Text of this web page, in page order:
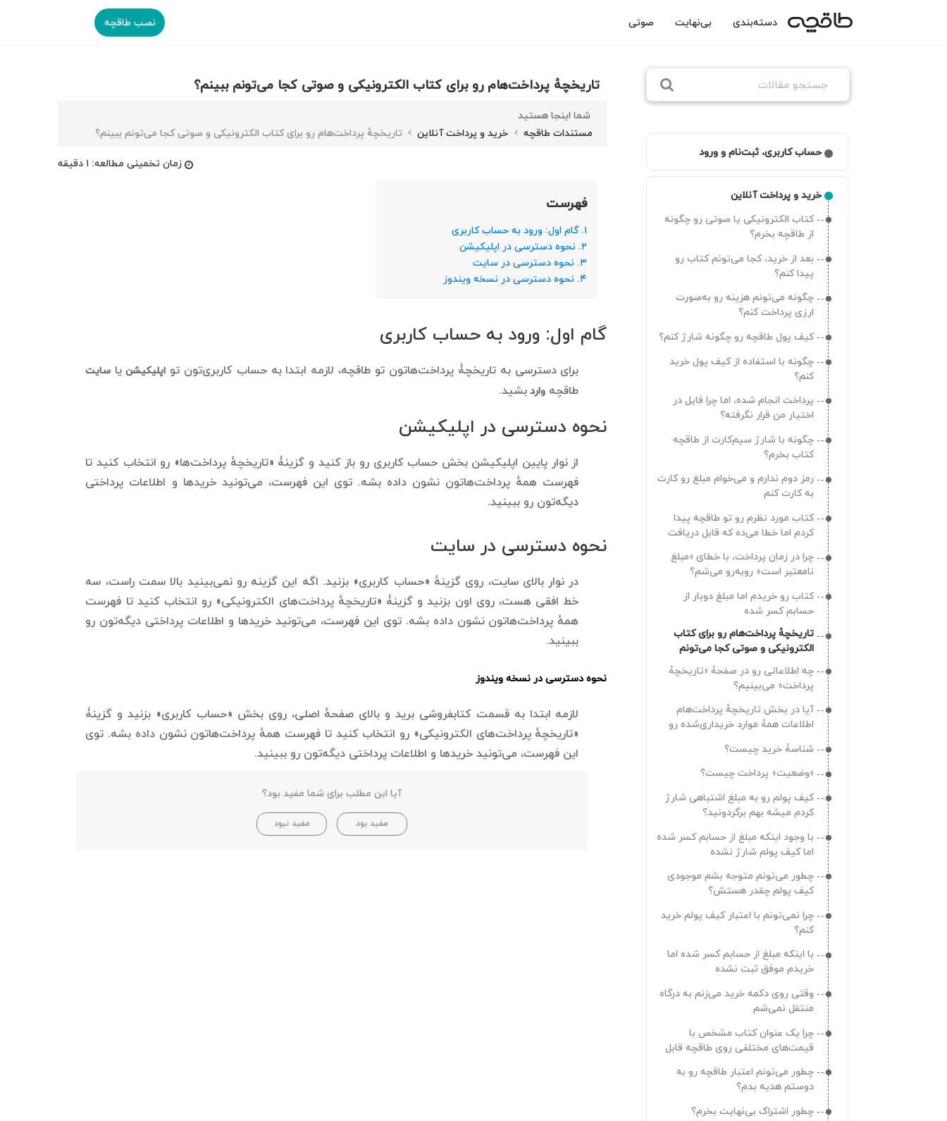
دسته‌بندی بی‌نهایت صوتی نصب طاقچه
تاریخچه‌ٔ پرداخت‌هام رو برای کتاب الکترونیکی و صوتی کجا می‌تونم ببینم؟
شما اینجا هستید
مستندات طاقچه
خرید و پرداخت آنلاین
تاریخچه‌ٔ پرداخت‌هام رو برای کتاب الکترونیکی و صوتی کجا می‌تونم ببینم؟
زمان تخمینی مطالعه: ۱ دقیقه
فهرست
۱. گام اول: ورود به حساب کاربری
۲. نحوه دسترسی در اپلیکیشن
۳. نحوه دسترسی در سایت
۴. نحوه دسترسی در نسخه ویندوز
گام اول: ورود به حساب کاربری
برای دسترسی به تاریخچۀ پرداخت‌هاتون تو طاقچه، لازمه ابتدا به حساب کاربری‌‌تون تو اپلیکیشن یا سایت
طاقچه واردبشید.
نحوه دسترسی در اپلیکیشن
از نوار پایین اپلیکیشن بخش حساب کاربری رو باز کنید و گزینۀ «تاریخچهٔ پرداخت‌ها» رو انتخاب کنید تا
فهرست همهٔ پرداخت‌هاتون نشون داده بشه. توی این فهرست، می‌تونید خریدها و اطلاعات پرداختی
دیگه‌تون رو ببینید.
نحوه دسترسی در سایت
در نوار بالای سایت، روی گزینهٔ «حساب کاربری» بزنید. اگه این گزینه رو نمی‌بینید بالا سمت راست، سه
خط افقی هست، روی اون بزنید و گزینۀ «تاریخچهٔ پرداخت‌های الکترونیکی» رو انتخاب کنید تا فهرست
همهٔ پرداخت‌هاتون نشون داده بشه. توی این فهرست، می‌تونید خریدها و اطلاعات پرداختی دیگه‌تون رو
ببینید.
نحوه دسترسی در نسخه ویندوز
لازمه ابتدا به قسمت کتابفروشی برید و بالای صفحهٔ اصلی، روی بخش «حساب کاربری» بزنید و گزینۀ
«تاریخچهٔ پرداخت‌های الکترونیکی» رو انتخاب کنید تا فهرست همهٔ پرداخت‌هاتون نشون داده بشه. توی
این فهرست، می‌تونید خریدها و اطلاعات پرداختی دیگه‌تون رو ببینید.
آیا این مطلب برای شما مفید بود؟
مفید بود مفید نبود
حساب کاربری، ثبت‌نام و ورود
کاربری بسازم؟
چطور می‌توانم به لیست دستگاه‌های
متصل به حسابم دسترسی داشته
باشم
چرا کد ورود دریافت نمی‌کنم؟
رمز عبورم رو فراموش کردم
چطور برای حسابم رمز عبور تعیین
کنم؟
ایمیل یا شماره‌تلفنم رو چگونه
می‌تونم تغییر بدم؟
حذف حساب کاربری چگونه است؟
خروج از حساب کاربری چگونه است؟
حداکثر روی چند دستگاه می‌تونم به
حسابم دسترسی داشته باشم؟
خانوادم از یک حساب کاربری استفاده
کنیم، اشکالی داره؟
انتخاب کنم؟
استفاده کنم؟
دوست دارم به طاقچه اضافه بشن رو
پیشنهاد بدم؟
چطور می‌تونم واحد قیمت رو تغییر
بدم؟
چطور می‌تونم اعلانات طاقچه رو
غیرفعال کنم؟
چطور می‌تونم به طاقچه اجازه
دسترسی به فایل‌های شخصی رو
الان به شماره موبایل/ایمیلی که
باهاش حساب ساختم دسترسی ندارم
میشه بهم دسترسی به حسابم رو
چقدر فرصت دارم تا از هدیه دعوت از
دوستان استفاده کنم؟
دوستم رو به طاقچه دعوت کردم
چطور می‌تونم از هدیه‌اش استفاده
کنم؟
دوستم رو به طاقچه دعوت کردم چه
زمانی هدیه‌ام رو می‌گیرم؟
بخش دعوت از دوستان چه کاربردی
داره؟
چرا با وجود اینکه دوستم رو به طاقچه
دعوت کردم هدیه‌ام رو نگرفتم؟
چطور می‌تونم دستگاه‌های متصل به
حسابم رو حذف کنم؟
کجا می‌تونم تاریخچه اعلان‌های
طاقچه رو ببینم؟
چرا کتاب‌هایی که خریده بودم رو تو
کتابخونه‌ام نمی‌بینم؟
چرا نمی‌تونم شماره موبایل/ایمیلم رو
تو حساب کاربری‌ام ثبت کنم؟
خرید و پرداخت آنلاین
کتاب الکترونیکی یا صوتی رو چگونه
از طاقچه بخرم؟
بعد از خرید، کجا می‌تونم کتاب رو
پیدا کنم؟
چگونه می‌تونم هزینه رو به‌صورت
ارزی پرداخت کنم؟
کیف پول طاقچه رو چگونه شارژ کنم؟
چگونه با استفاده از کیف پول خرید
کنم؟
پرداخت انجام شده، اما چرا فایل در
اختیار من قرار نگرفته؟
چگونه با شارژ سیم‌کارت از طاقچه
کتاب بخرم؟
رمز دوم ندارم و می‌خوام مبلغ رو کارت
به کارت کنم
کتاب مورد نظرم رو تو طاقچه پیدا
کردم اما خطا می‌ده که قابل دریافت
چرا در زمان پرداخت، با خطای «مبلغ
نامعتبر است» روبه‌رو می‌شم؟
کتاب رو خریدم اما مبلغ دوبار از
حسابم کسر شده
تاریخچه‌ٔ پرداخت‌هام رو برای کتاب
الکترونیکی و صوتی کجا می‌تونم
چه اطلاعاتی رو در صفحۀ «تاریخچۀ
پرداخت» می‌بینیم؟
آیا در بخش تاریخچهٔ پرداخت‌هام
اطلاعات همۀ موارد خریداری‌شده‌‌ رو
می‌تونم بینم؟
شناسۀ خرید چیست؟
«وضعیت» پرداخت‌ چیست؟
کیف پولم رو به مبلغ اشتباهی شارژ
کردم میشه بهم برگردونید؟
با وجود اینکه مبلغ از حسابم کسر شده
اما کیف پولم شارژ نشده
چطور می‌تونم متوجه بشم موجودی
کیف پولم چقدر هستش؟
چرا نمی‌تونم با اعتبار کیف پولم خرید
کنم؟
با اینکه مبلغ از حسابم کسر شده اما
خریدم موفق ثبت نشده
وقتی روی دکمه خرید می‌زنم به درگاه
منتقل نمی‌شم
چرا یک عنوان کتاب مشخص با
قیمت‌های مختلفی روی طاقچه قابل
چطور می‌تونم اعتبار طاقچه رو به
دوستم هدیه بدم؟
چطور اشتراک بی‌نهایت بخرم؟